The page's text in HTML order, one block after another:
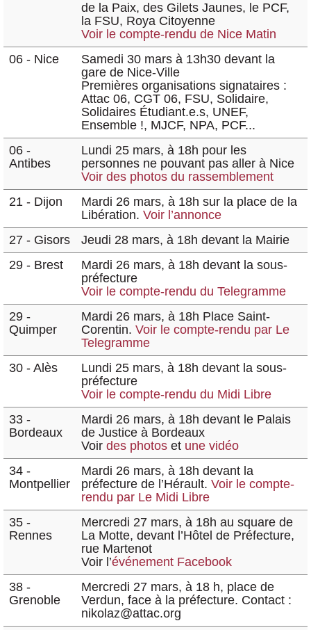
de la Paix, des Gilets Jaunes, le PCF,
la FSU, Roya Citoyenne
Voir le compte-rendu de Nice Matin
06 - Nice
Samedi 30 mars à 13h30 devant la
gare de Nice-Ville
Premières organisations signataires :
Attac 06, CGT 06, FSU, Solidaire,
Solidaires Étudiant.e.s, UNEF,
Ensemble !, MJCF, NPA, PCF...
06 -
Antibes
Lundi 25 mars, à 18h pour les
personnes ne pouvant pas aller à Nice
Voir des photos du rassemblement
21 - Dijon
Mardi 26 mars, à 18h sur la place de la
Libération. Voir l’annonce
27 - Gisors
Jeudi 28 mars, à 18h devant la Mairie
29 - Brest
Mardi 26 mars, à 18h devant la sous-
préfecture
Voir le compte-rendu du Telegramme
29 -
Quimper
Mardi 26 mars, à 18h Place Saint-
Corentin. Voir le compte-rendu par Le
Telegramme
30 - Alès
Lundi 25 mars, à 18h devant la sous-
préfecture
Voir le compte-rendu du Midi Libre
33 -
Bordeaux
Mardi 26 mars, à 18h devant le Palais
de Justice à Bordeaux
Voir des photos et une vidéo
34 -
Montpellier
Mardi 26 mars, à 18h devant la
préfecture de l’Hérault. Voir le compte-
rendu par Le Midi Libre
35 -
Rennes
Mercredi 27 mars, à 18h au square de
La Motte, devant l’Hôtel de Préfecture,
rue Martenot
Voir l’événement Facebook
38 -
Grenoble
Mercredi 27 mars, à 18 h, place de
Verdun, face à la préfecture. Contact :
nikolaz@attac.org